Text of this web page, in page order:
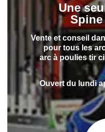
Une
Vente et conseil
pour tous les
arc à poulies tir
Ouvert du lundi